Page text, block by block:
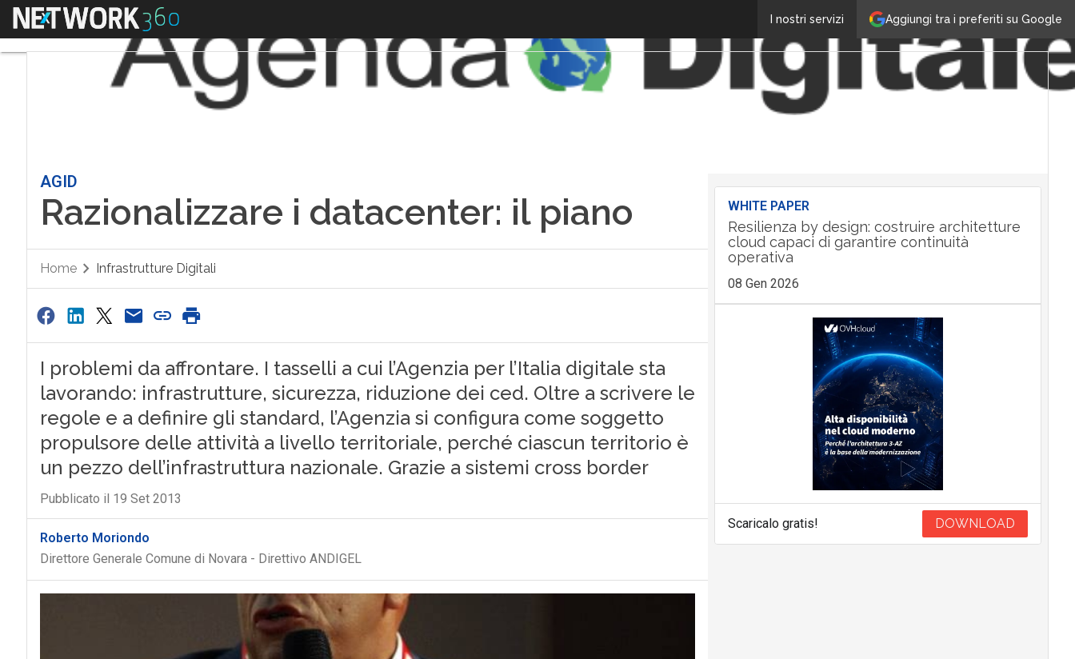
Aggiungi tra i preferiti su Google
I nostri servizi
Menu
AGID
Razionalizzare i datacenter: il piano
Home Infrastrutture Digitali
I problemi da affrontare. I tasselli a cui l’Agenzia per l’Italia digitale sta
lavorando: infrastrutture, sicurezza, riduzione dei ced. Oltre a scrivere le
regole e a definire gli standard, l’Agenzia si configura come soggetto
propulsore delle attività a livello territoriale, perché ciascun territorio è
un pezzo dell’infrastruttura nazionale. Grazie a sistemi cross border
Pubblicato il 19 Set 2013
Roberto Moriondo
Direttore Generale Comune di Novara - Direttivo ANDIGEL
WHITE PAPER
Resilienza by design: costruire architetture
cloud capaci di garantire continuità
operativa
08 Gen 2026
Scaricalo gratis! DOWNLOAD